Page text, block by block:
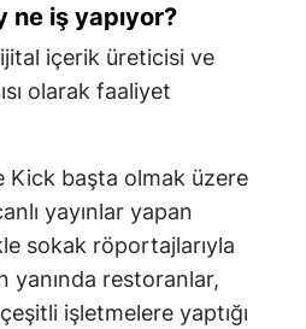
ne iş yapıyor?
içerik üreticisi ve
olarak faaliyet
Kick başta olmak üzere
yayınlar yapan
sokak röportajlarıyla
yanında restoranlar,
işletmelere yaptığı